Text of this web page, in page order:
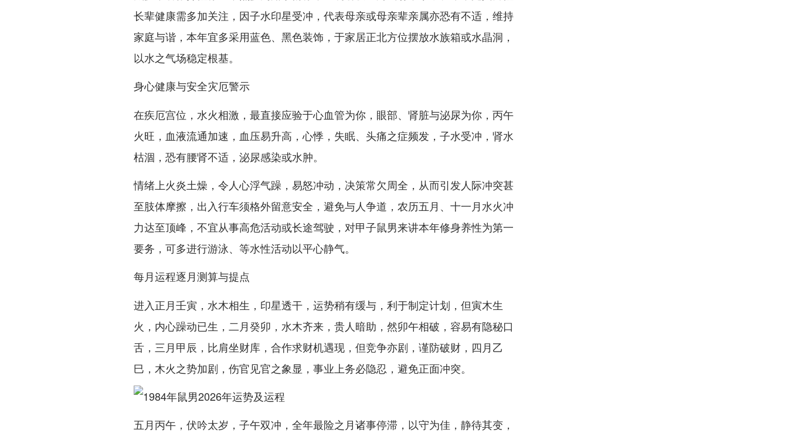
长辈健康需多加关注，因子水印星受冲，代表母亲或母亲辈亲属亦恐有不适，维持
家庭与谐，本年宜多采用蓝色、黑色装饰，于家居正北方位摆放水族箱或水晶洞，
以水之气场稳定根基。
身心健康与安全灾厄警示
在疾厄宫位，水火相激，最直接应验于心血管为你，眼部、肾脏与泌尿为你，丙午
火旺，血液流通加速，血压易升高，心悸，失眠、头痛之症频发，子水受冲，肾水
枯涸，恐有腰肾不适，泌尿感染或水肿。
情绪上火炎土燥，令人心浮气躁，易怒冲动，决策常欠周全，从而引发人际冲突甚
至肢体摩擦，出入行车须格外留意安全，避免与人争道，农历五月、十一月水火冲
力达至顶峰，不宜从事高危活动或长途驾驶，对甲子鼠男来讲本年修身养性为第一
要务，可多进行游泳、等水性活动以平心静气。
每月运程逐月测算与提点
进入正月壬寅，水木相生，印星透干，运势稍有缓与，利于制定计划，但寅木生
火，内心躁动已生，二月癸卯，水木齐来，贵人暗助，然卯午相破，容易有隐秘口
舌，三月甲辰，比肩坐财库，合作求财机遇现，但竞争亦剧，谨防破财，四月乙
巳，木火之势加剧，伤官见官之象显，事业上务必隐忍，避免正面冲突。
五月丙午，伏吟太岁，子午双冲，全年最险之月诸事停滞，以守为佳，静待其变，